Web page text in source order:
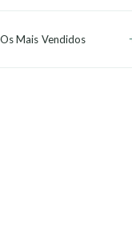
Os Mais Vendidos